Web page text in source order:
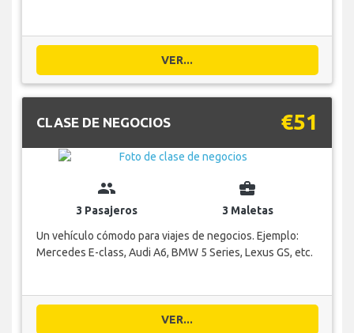
VER...
CLASE DE NEGOCIOS €51
group
3 Pasajeros
business_center
3 Maletas
Un vehículo cómodo para viajes de negocios. Ejemplo:
Mercedes E-class, Audi A6, BMW 5 Series, Lexus GS, etc.
VER...